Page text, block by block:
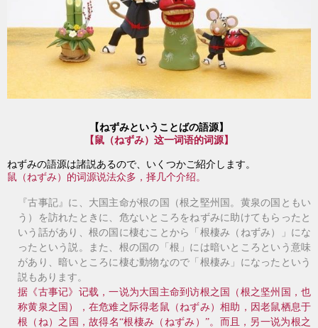
【ねずみと いうことばの語源】
【鼠（ねずみ）这一词语的词源】
ねずみの語源は諸説あるので、いくつかご紹介します。
鼠（ねずみ）的词源说法众多，择几个介绍。
『古事記』に、大国主命が根の国（根之堅州国。黄泉の国ともい
う）を訪れたときに、危ないところをねずみに助けてもらったと
いう話があり、根の国に棲むことから「根棲み（ねずみ）」にな
ったという説。また、根の国の「根」には暗いところという意味
があり、暗いところに棲む動物なので「根棲み」になったという
説もあります。
据《古事记》记载，一说为大国主命到访根之国（根之坚州国，也
称黄泉之国），在危难之际得老鼠（ねずみ）相助，因老鼠栖息于
根（ね）之国，故得名“根棲み（ねずみ）”。而且，另一说为根之